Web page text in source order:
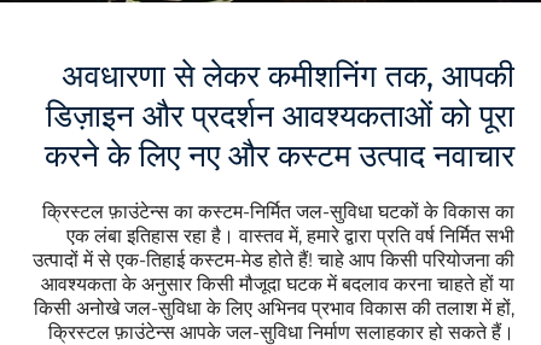
अवधारणा से लेकर कमीशनिंग तक, आपकी
डिज़ाइन और प्रदर्शन आवश्यकताओं को पूरा
करने के लिए नए और कस्टम उत्पाद नवाचार
क्रिस्टल फ़ाउंटेन्स का कस्टम-निर्मित जल-सुविधा घटकों के विकास का
एक लंबा इतिहास रहा है। वास्तव में, हमारे द्वारा प्रति वर्ष निर्मित सभी
उत्पादों में से एक-तिहाई कस्टम-मेड होते हैं! चाहे आप किसी परियोजना की
आवश्यकता के अनुसार किसी मौजूदा घटक में बदलाव करना चाहते हों या
किसी अनोखे जल-सुविधा के लिए अभिनव प्रभाव विकास की तलाश में हों,
क्रिस्टल फ़ाउंटेन्स आपके जल-सुविधा निर्माण सलाहकार हो सकते हैं।